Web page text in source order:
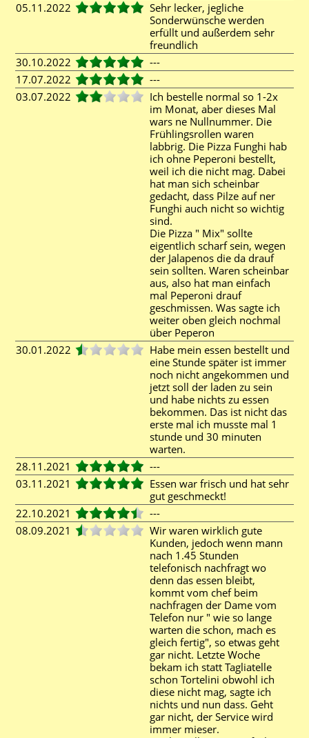
05.11.2022
Sehr lecker, jegliche
Sonderwünsche werden
erfüllt und außerdem sehr
freundlich
30.10.2022
---
17.07.2022
---
03.07.2022
Ich bestelle normal so 1-2x
im Monat, aber dieses Mal
wars ne Nullnummer. Die
Frühlingsrollen waren
labbrig. Die Pizza Funghi hab
ich ohne Peperoni bestellt,
weil ich die nicht mag. Dabei
hat man sich scheinbar
gedacht, dass Pilze auf ner
Funghi auch nicht so wichtig
sind.
Die Pizza " Mix" sollte
eigentlich scharf sein, wegen
der Jalapenos die da drauf
sein sollten. Waren scheinbar
aus, also hat man einfach
mal Peperoni drauf
geschmissen. Was sagte ich
weiter oben gleich nochmal
über Peperon
30.01.2022
Habe mein essen bestellt und
eine Stunde später ist immer
noch nicht angekommen und
jetzt soll der laden zu sein
und habe nichts zu essen
bekommen. Das ist nicht das
erste mal ich musste mal 1
stunde und 30 minuten
warten.
28.11.2021
---
03.11.2021
Essen war frisch und hat sehr
gut geschmeckt!
22.10.2021
---
08.09.2021
Wir waren wirklich gute
Kunden, jedoch wenn mann
nach 1.45 Stunden
telefonisch nachfragt wo
denn das essen bleibt,
kommt vom chef beim
nachfragen der Dame vom
Telefon nur " wie so lange
warten die schon, mach es
gleich fertig", so etwas geht
gar nicht. Letzte Woche
bekam ich statt Tagliatelle
schon Tortelini obwohl ich
diese nicht mag, sagte ich
nichts und nun dass. Geht
gar nicht, der Service wird
immer mieser.